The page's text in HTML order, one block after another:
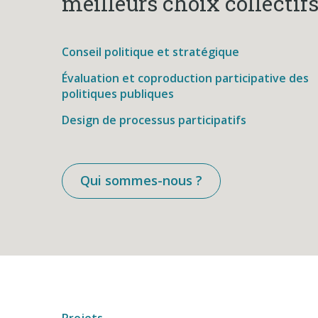
Conseil politique et stratégique
Évaluation et coproduction participative des
politiques publiques
Design de processus participatifs
Qui sommes-nous ?